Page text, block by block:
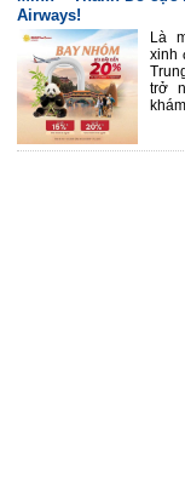
Airways!
Là
xinh
trở